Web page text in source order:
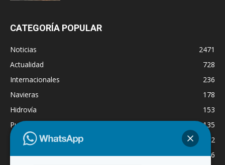
CATEGORÍA POPULAR
Noticias
2471
Actualidad
728
Internacionales
236
Navieras
178
Hidrovía
153
Puertos
135
Economía
132
Nacionales
126